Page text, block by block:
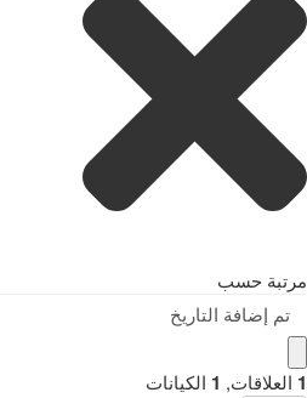
مرتبة حسب
تم إضافة التاريخ
1 العلاقات,
1 الكيانات